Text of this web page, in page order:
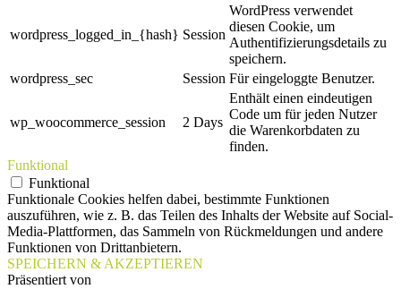
wordpress_logged_in_{hash} Session
WordPress verwendet
diesen Cookie, um
Authentifizierungsdetails zu
speichern.
wordpress_sec
Session Für eingeloggte Benutzer.
wp_woocommerce_session 2 Days
Enthält einen eindeutigen
Code um für jeden Nutzer
die Warenkorbdaten zu
finden.
Funktional
Funktional
Funktionale Cookies helfen dabei, bestimmte Funktionen
auszuführen, wie z. B. das Teilen des Inhalts der Website auf Social-
Media-Plattformen, das Sammeln von Rückmeldungen und andere
Funktionen von Drittanbietern.
SPEICHERN & AKZEPTIEREN
Präsentiert von